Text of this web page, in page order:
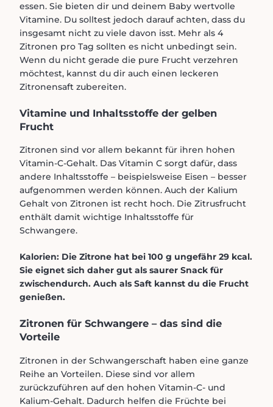
essen. Sie bieten dir und deinem Baby wertvolle
Vitamine. Du solltest jedoch darauf achten, dass du
insgesamt nicht zu viele davon isst. Mehr als 4
Zitronen pro Tag sollten es nicht unbedingt sein.
Wenn du nicht gerade die pure Frucht verzehren
möchtest, kannst du dir auch einen leckeren
Zitronensaft zubereiten.
Vitamine und Inhaltsstoffe der gelben
Frucht
Zitronen sind vor allem bekannt für ihren hohen
Vitamin-C-Gehalt. Das Vitamin C sorgt dafür, dass
andere Inhaltsstoffe – beispielsweise Eisen – besser
aufgenommen werden können. Auch der Kalium
Gehalt von Zitronen ist recht hoch. Die Zitrusfrucht
enthält damit wichtige Inhaltsstoffe für
Schwangere.
Kalorien: Die Zitrone hat bei 100 g ungefähr 29 kcal.
Sie eignet sich daher gut als saurer Snack für
zwischendurch. Auch als Saft kannst du die Frucht
genießen.
Zitronen für Schwangere – das sind die
Vorteile
Zitronen in der Schwangerschaft haben eine ganze
Reihe an Vorteilen. Diese sind vor allem
zurückzuführen auf den hohen Vitamin-C- und
Kalium-Gehalt. Dadurch helfen die Früchte bei